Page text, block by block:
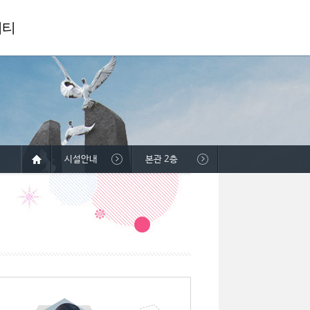
시설안내 본관 2층